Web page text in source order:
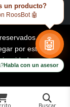
por este
y
Buscar
un producto?
RoosBot 🤖
🤖
Habla con un asesor